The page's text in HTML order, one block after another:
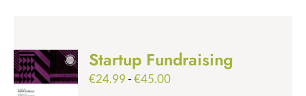
Startup Fundraising
€24.99-€45.00Fascia